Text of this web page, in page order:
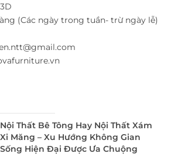
(Các ngày trong tuần- trừ ngày lễ)
Nội Thất Bê Tông Hay Nội Thất Xám
Xi Măng – Xu Hướng Không Gian
Sống Hiện Đại Được Ưa Chuộng